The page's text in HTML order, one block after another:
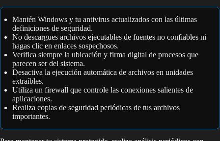
Mantén Windows y tu antivirus actualizados con las últimas
definiciones de seguridad.
No descargues archivos ejecutables de fuentes no confiables ni
hagas clic en enlaces sospechosos.
Verifica siempre la ubicación y firma digital de procesos que
parecen ser del sistema.
Desactiva la ejecución automática de archivos en unidades
extraíbles.
Utiliza un firewall que controle las conexiones salientes de
aplicaciones.
Realiza copias de seguridad periódicas de tus archivos
importantes.